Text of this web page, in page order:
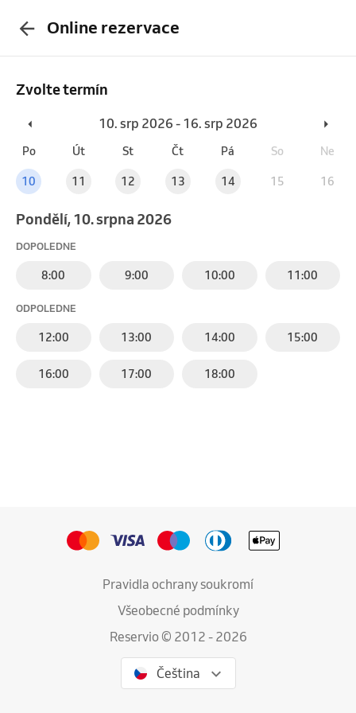
Online rezervace
Zvolte termín
10. srp 2026 - 16. srp 2026
Po Út St Čt Pá So Ne
10 11 12 13 14 15 16
pondělí, 10. srpna 2026
DOPOLEDNE
8:00 9:00 10:00 11:00
ODPOLEDNE
12:00 13:00 14:00 15:00
16:00 17:00 18:00
Pravidla ochrany soukromí
Všeobecné podmínky
Reservio © 2012 - 2026
Čeština